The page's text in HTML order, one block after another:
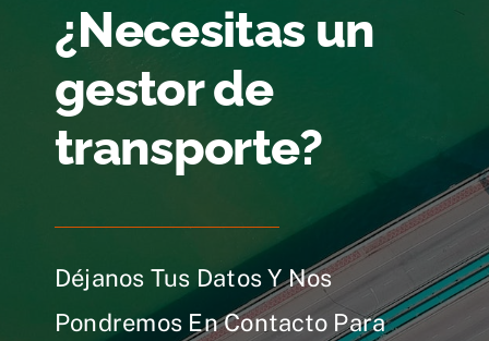
¿Necesitas un
gestor de
transporte?
Déjanos Tus Datos Y Nos
Pondremos En Contacto Para